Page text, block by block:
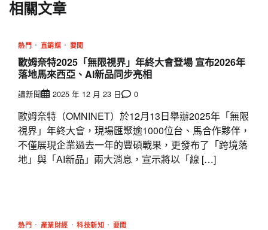
相關文章
熱門 直銷媒 要聞
歐姆奈特2025「無限視界」年終大會登場 宣布2026年
落地馬來西亞、AI新品同步亮相
讀新聞 2025 年 12 月 23 日 0
歐姆奈特（OMNINET）於12月13日舉辦2025年「無限
視界」年終大會，現場匯聚逾1000位台、馬合作夥伴，
不僅展現企業過去一年的豐碩戰果，更發布了「跨境落
地」與「AI新品」兩大消息，宣示將以「線 […]
熱門 產業財經 科技新知 要聞